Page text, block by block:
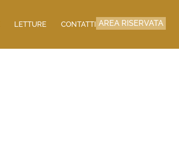
LETTURE CONTATTI AREA RISERVATA